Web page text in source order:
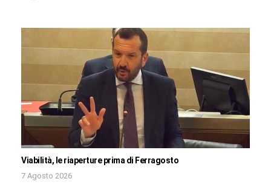
Viabilità, le riaperture prima di Ferragosto
7 Agosto 2026